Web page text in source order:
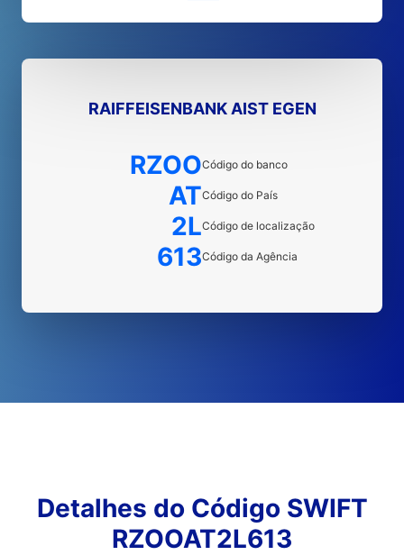
RAIFFEISENBANK AIST EGEN
RZOOCódigo do banco
ATCódigo do País
2LCódigo de localização
613Código da Agência
Detalhes do Código SWIFT
RZOOAT2L613